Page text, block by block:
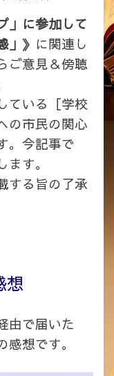
」に参加して
」》 に関連し
ご意見＆傍聴
ている［学校
の市民の関心
。今記事で
す。
する旨の了承
想
由で届いた
想です。